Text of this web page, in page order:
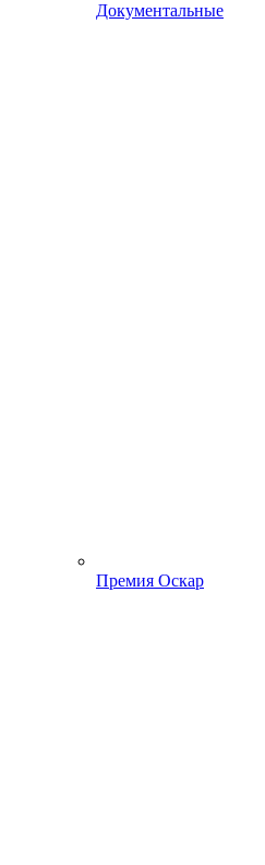
Документальные
Премия Оскар